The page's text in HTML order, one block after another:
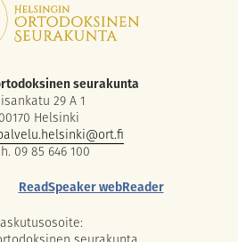
seurakunta
29 A 1
00170 Helsinki
09 85 646 100
ReadSpeaker webReader